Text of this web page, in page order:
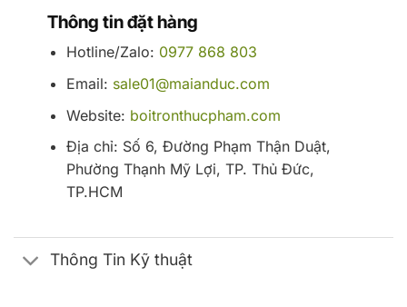
Thông tin đặt hàng
Hotline/Zalo: 0977 868 803
Email: sale01@maianduc.com
Website: boitronthucpham.com
Địa chỉ: Số 6, Đường Phạm Thận Duật,
Phường Thạnh Mỹ Lợi, TP. Thủ Đức,
TP.HCM
Thông Tin Kỹ thuật